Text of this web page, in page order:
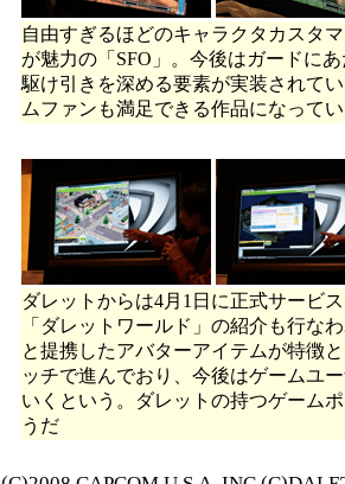
自由すぎるほどのキャラクタカスタ
が魅力の「SFO」。今後はガードに
駆け引きを深める要素が実装されて
ムファンも満足できる作品になって
ダレットからは4月1日に正式サービ
「ダレットワールド」の紹介も行な
と提携したアバターアイテムが特徴
ッチで進んでおり、今後はゲームユ
いくという。ダレットの持つゲーム
うだ